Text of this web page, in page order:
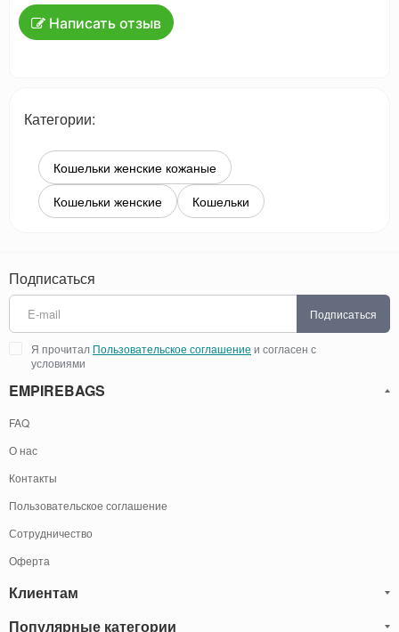
Написать отзыв
Категории:
Кошельки женские кожаные
Кошельки женские
Кошельки
Подписаться
Подписаться
Я прочитал Пользовательское соглашение и согласен с
условиями
EMPIREBAGS
FAQ
О нас
Контакты
Пользовательское соглашение
Сотрудничество
Оферта
Клиентам
Блог
Популярные категории